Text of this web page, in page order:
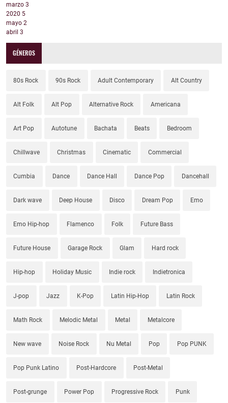
marzo 3
2020 5
mayo 2
abril 3
GÉNEROS
80s Rock 90s Rock Adult Contemporary Alt Country
Alt Folk Alt Pop Alternative Rock Americana
Art Pop Autotune Bachata Beats Bedroom
Chillwave Christmas Cinematic Commercial
Cumbia Dance Dance Hall Dance Pop Dancehall
Dark wave Deep House Disco Dream Pop Emo
Emo Hip-hop Flamenco Folk Future Bass
Future House Garage Rock Glam Hard rock
Hip-hop Holiday Music Indie rock Indietronica
J-pop Jazz K-Pop Latin Hip-Hop Latin Rock
Math Rock Melodic Metal Metal Metalcore
New wave Noise Rock Nu Metal Pop Pop PUNK
Pop Punk Latino Post-Hardcore Post-Metal
Post-grunge Power Pop Progressive Rock Punk